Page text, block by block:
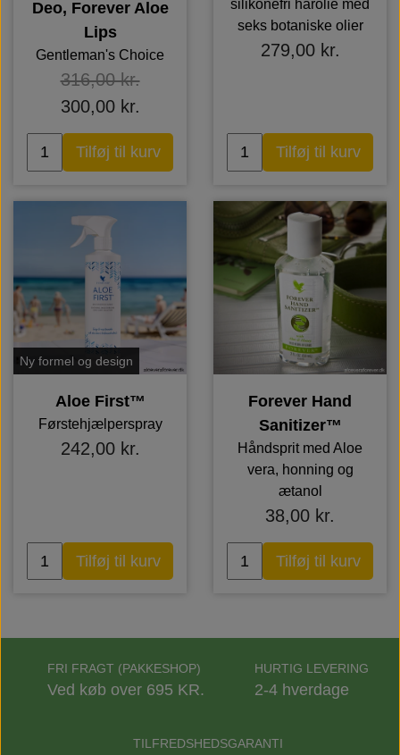
Deo, Forever Aloe
Lips
Gentleman's Choice
316,00 kr.
300,00 kr.
Tilføj til kurv
silikonefri hårolie med
seks botaniske olier
279,00 kr.
Tilføj til kurv
Ny formel og design
Aloe First™
Førstehjælperspray
242,00 kr.
Tilføj til kurv
Forever Hand
Sanitizer™
Håndsprit med Aloe
vera, honning og
ætanol
38,00 kr.
Tilføj til kurv
FRI FRAGT (PAKKESHOP)
Ved køb over 695 KR.
HURTIG LEVERING
2-4 hverdage
TILFREDSHEDSGARANTI